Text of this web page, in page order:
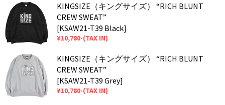
KINGSIZE（キングサイズ） “RICH BLUNT
CREW SWEAT”
[KSAW21-T39 Black]
¥10,780-(TAX IN)
KINGSIZE（キングサイズ） “RICH BLUNT
CREW SWEAT”
[KSAW21-T39 Grey]
¥10,780-(TAX IN)